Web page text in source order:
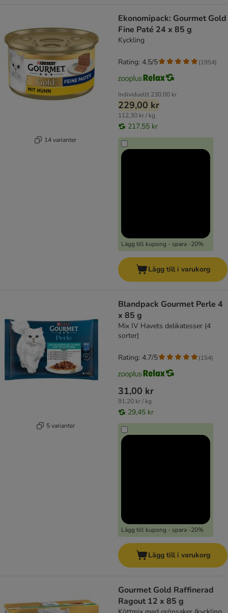
14 varianter
Ekonomipack: Gourmet Gold
Fine Paté 24 x 85 g
Kyckling
Individuellt 230,00 kr
229,00 kr
112,30 kr / kg
217,55 kr
Lägg till kupong - spara -20%
Rating: 4.5/5 (1954)
Lägg till i varukorg
5 varianter
Blandpack Gourmet Perle 4
x 85 g
Mix IV Havets delikatesser (4
sorter)
31,00 kr
91,20 kr / kg
29,45 kr
Lägg till kupong - spara -20%
Rating: 4.7/5 (154)
Lägg till i varukorg
Gourmet Gold Raffinerad
Ragout 12 x 85 g